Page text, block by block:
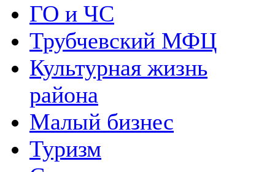
ГО и ЧС
Трубчевский МФЦ
Культурная жизнь
района
Малый бизнес
Туризм